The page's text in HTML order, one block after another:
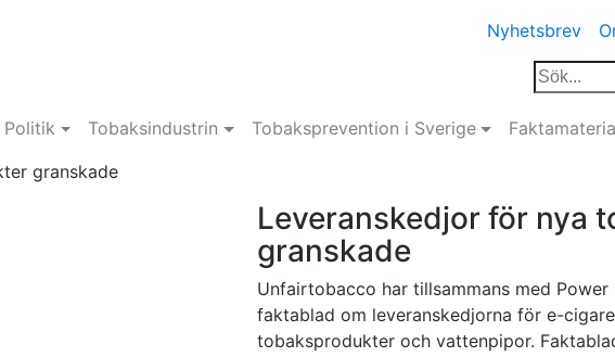
Nyhetsbrev
Politik Tobaksindustrin Tobaksprevention i Sverige
granskade
Leveranskedjor för nya
granskade
Unfairtobacco har tillsammans med
faktablad om leveranskedjorna för e-
tobaksprodukter och vattenpipor.